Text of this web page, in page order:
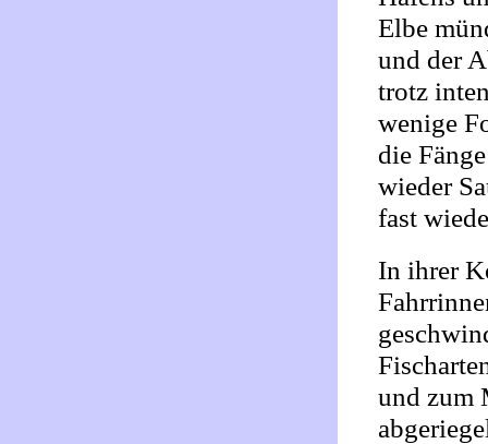
Elbe
und der
trotz
wenige
die
wieder
fast
In ihrer
und zum